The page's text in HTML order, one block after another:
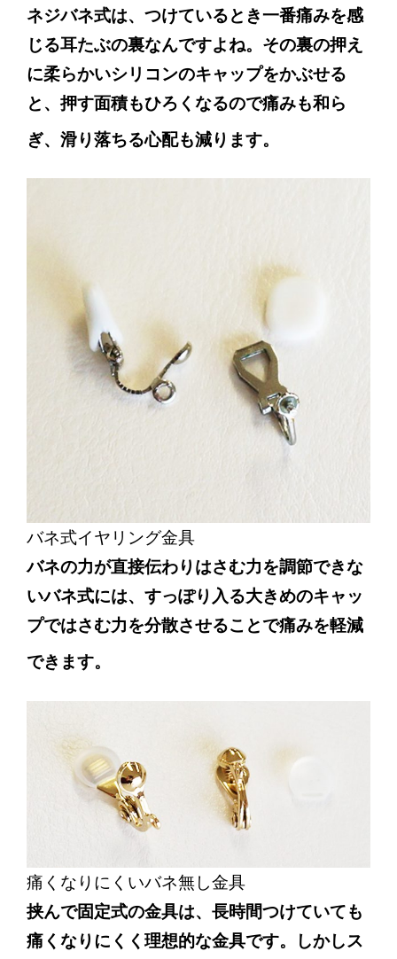
ネジバネ式は、つけているとき一番痛みを感
じる耳たぶの裏なんですよね。その裏の押え
に柔らかいシリコンのキャップをかぶせる
と、押す面積もひろくなるので痛みも和ら
ぎ、滑り落ちる心配も減ります。
バネ式イヤリング金具
バネの力が直接伝わりはさむ力を調節できな
いバネ式には、すっぽり入る大きめのキャッ
プではさむ力を分散させることで痛みを軽減
できます。
痛くなりにくいバネ無し金具
挟んで固定式の金具は、長時間つけていても
痛くなりにくく理想的な金具です。しかしス